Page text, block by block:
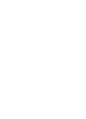
Berlins neues
am